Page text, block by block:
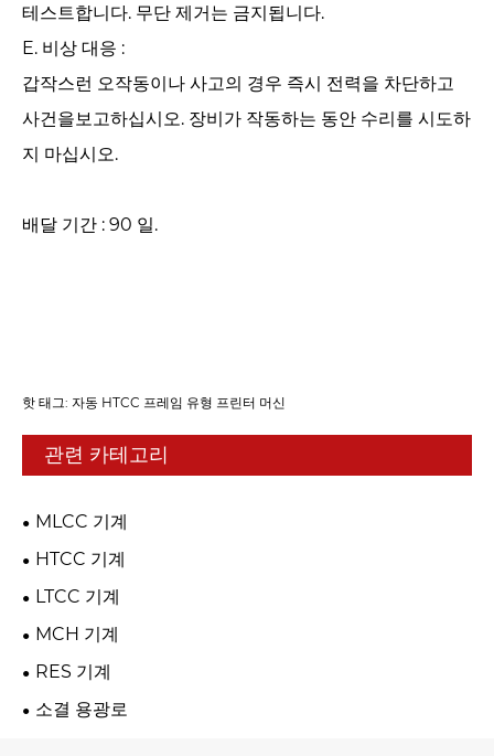
테스트합니다. 무단 제거는 금지됩니다.
E. 비상 대응 : ‌
갑작스런 오작동이나 사고의 경우 즉시 전력을 차단하고
사건을보고하십시오. 장비가 작동하는 동안 수리를 시도하
지 마십시오.
배달 기간 : 90 일.
핫 태그: 자동 HTCC 프레임 유형 프린터 머신
관련 카테고리
MLCC 기계
HTCC 기계
LTCC 기계
MCH 기계
RES 기계
소결 용광로